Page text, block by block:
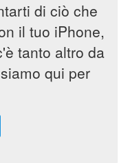
di ciò che
il tuo iPhone,
tanto altro da
qui per